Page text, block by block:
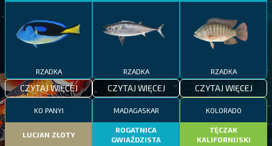
RZADKA
CZYTAJ WIĘCEJ
RZADKA
CZYTAJ WIĘCEJ
RZADKA
CZYTAJ WIĘCEJ
KO PANYI
LUCJAN ZŁOTY
MADAGASKAR
ROGATNICA
GWIAŹDZISTA
KOLORADO
TĘCZAK
KALIFORNIJSKI